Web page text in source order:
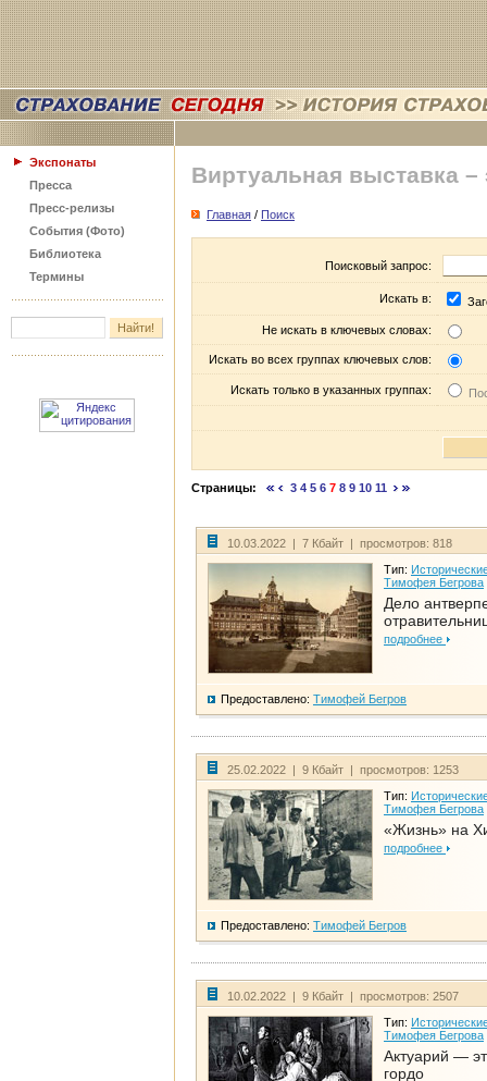
Экспонаты
Пресса
Пресс-релизы
События (Фото)
Библиотека
Термины
Виртуальная выставка –
Главная / Поиск
Поисковый запрос:
Искать в:
Не искать в ключевых словах:
Искать во всех группах ключевых слов:
Искать только в указанных группах:
Страницы: 3 4 5 6 7 8 9 10 11
10.03.2022 | 7 Кбайт | просмотров: 818
Тип:
Тимофея Бегрова
Дело
подробнее
Предоставлено: Тимофей Бегров
25.02.2022 | 9 Кбайт | просмотров: 1253
Тип:
Тимофея Бегрова
«Жизнь» на
подробнее
Предоставлено: Тимофей Бегров
10.02.2022 | 9 Кбайт | просмотров: 2507
Тип:
Тимофея Бегрова
Актуарий —
гордо